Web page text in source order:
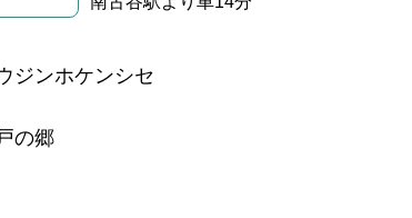
ンホケンシセ
の郷